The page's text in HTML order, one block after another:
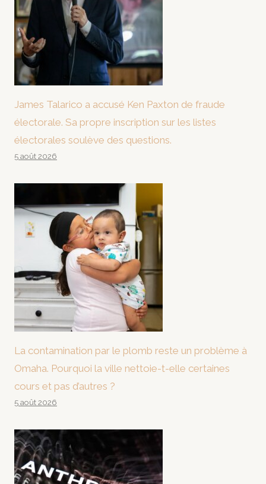
James Talarico a accusé Ken Paxton de fraude
électorale. Sa propre inscription sur les listes
électorales soulève des questions.
5 août 2026
La contamination par le plomb reste un problème à
Omaha. Pourquoi la ville nettoie-t-elle certaines
cours et pas d’autres ?
5 août 2026